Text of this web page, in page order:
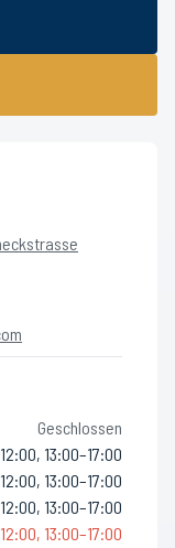
Geschlossen
13:00–17:00
13:00–17:00
13:00–17:00
13:00–17:00